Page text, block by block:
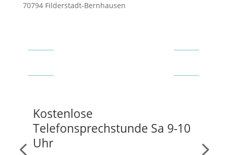
70794 Filderstadt-Bernhausen
Kostenlose
Telefonsprechstunde Sa 9-10
Uhr